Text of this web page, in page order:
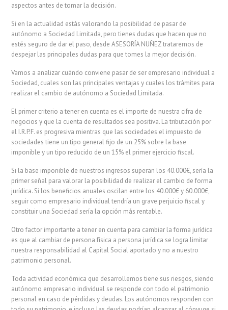
aspectos antes de tomar la decisión.
Si en la actualidad estás valorando la posibilidad de pasar de
autónomo a Sociedad Limitada, pero tienes dudas que hacen que no
estés seguro de dar el paso, desde ASESORÍA NUÑEZ trataremos de
despejar las principales dudas para que tomes la mejor decisión.
Vamos a analizar cuándo conviene pasar de ser empresario individual a
Sociedad, cuales son las principales ventajas y cuales los trámites para
realizar el cambio de autónomo a Sociedad Limitada.
El primer criterio a tener en cuenta es el importe de nuestra cifra de
negocios y que la cuenta de resultados sea positiva. La tributación por
el I.R.P.F. es progresiva mientras que las sociedades el impuesto de
sociedades tiene un tipo general fijo de un 25% sobre la base
imponible y un tipo reducido de un 15% el primer ejercicio fiscal.
Si la base imponible de nuestros ingresos superan los 40.000€, sería la
primer señal para valorar la posibilidad de realizar el cambio de forma
jurídica. Si los beneficios anuales oscilan entre los 40.000€ y 60.000€,
seguir como empresario individual tendría un grave perjuicio fiscal y
constituir una Sociedad sería la opción más rentable.
Otro factor importante a tener en cuenta para cambiar la forma jurídica
es que al cambiar de persona física a persona jurídica se logra limitar
nuestra responsabilidad al Capital Social aportado y no a nuestro
patrimonio personal.
Toda actividad económica que desarrollemos tiene sus riesgos, siendo
autónomo empresario individual se responde con todo el patrimonio
personal en caso de pérdidas y deudas. Los autónomos responden con